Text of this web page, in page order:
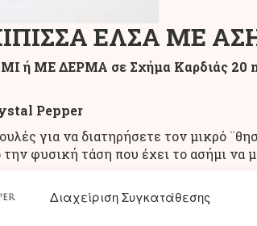
Διαχείριση Συγκατάθεσης
ΕΛΣΑ ΜΕ
ΜΕ ΔΕΡΜΑ σε Σχήμα Καρδιάς 20
Pepper
για να διατηρήσετε τον μικρό
φυσική τάση που έχει το ασήμι να
σε απόσταση το ένα από το άλλο.
εργασία, όταν βάζετε κρέμα,